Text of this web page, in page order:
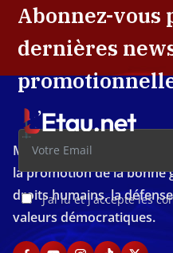
Abonnez-
dernières
J'ai lu et j'accepte les
Média d'investigation
la promotion de la bonne
droits humains, la
valeurs démocratiques.